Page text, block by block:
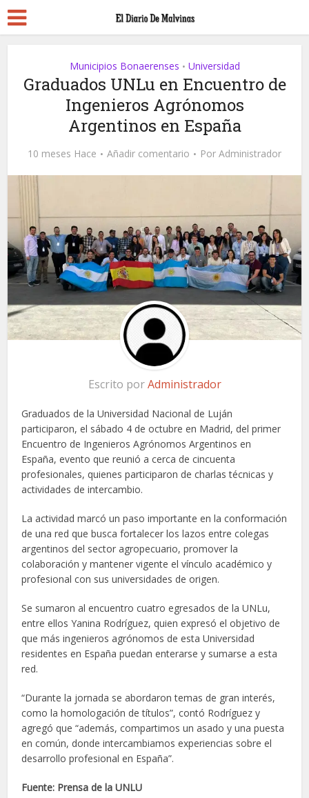
Municipios Bonaerenses • Universidad
Graduados UNLu en Encuentro de
Ingenieros Agrónomos
Argentinos en España
10 meses Hace Añadir comentario Por Administrador
Escrito porAdministrador
Graduados de la Universidad Nacional de Luján
participaron, el sábado 4 de octubre en Madrid, del primer
Encuentro de Ingenieros Agrónomos Argentinos en
España, evento que reunió a cerca de cincuenta
profesionales, quienes participaron de charlas técnicas y
actividades de intercambio.
La actividad marcó un paso importante en la conformación
de una red que busca fortalecer los lazos entre colegas
argentinos del sector agropecuario, promover la
colaboración y mantener vigente el vínculo académico y
profesional con sus universidades de origen.
Se sumaron al encuentro cuatro egresados de la UNLu,
entre ellos Yanina Rodríguez, quien expresó el objetivo de
que más ingenieros agrónomos de esta Universidad
residentes en España puedan enterarse y sumarse a esta
red.
“Durante la jornada se abordaron temas de gran interés,
como la homologación de títulos”, contó Rodríguez y
agregó que “además, compartimos un asado y una puesta
en común, donde intercambiamos experiencias sobre el
desarrollo profesional en España”.
Fuente: Prensa de la UNLU